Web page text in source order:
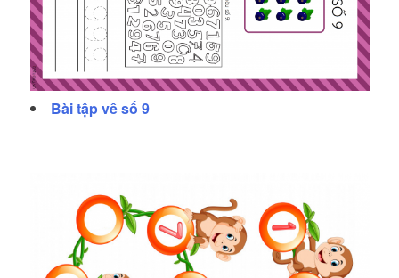
Bài tập về số 9